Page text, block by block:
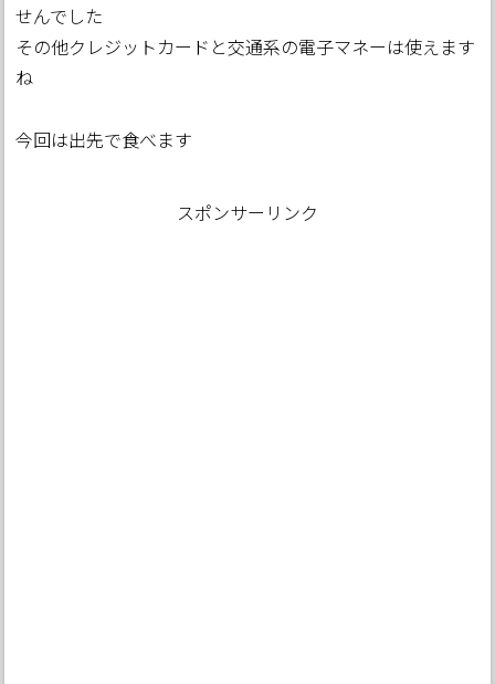
せんでした
その他クレジットカードと交通系の電子マネーは使えます
ね
今回は出先で食べます
スポンサーリンク